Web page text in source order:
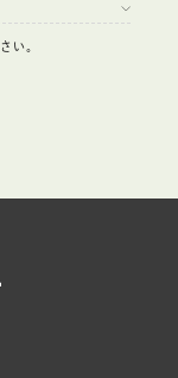
い。